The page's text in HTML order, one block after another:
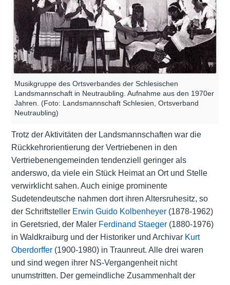
Musikgruppe des Ortsverbandes der Schlesischen
Landsmannschaft in Neutraubling. Aufnahme aus den 1970er
Jahren. (Foto: Landsmannschaft Schlesien, Ortsverband
Neutraubling)
Trotz der Aktivitäten der Landsmannschaften war die
Rückkehrorientierung der Vertriebenen in den
Vertriebenengemeinden tendenziell geringer als
anderswo, da viele ein Stück Heimat an Ort und Stelle
verwirklicht sahen. Auch einige prominente
Sudetendeutsche nahmen dort ihren Altersruhesitz, so
der Schriftsteller Erwin Guido Kolbenheyer(1878-1962)
in Geretsried, der Maler Ferdinand Staeger(1880-1976)
in Waldkraiburg und der Historiker und Archivar Kurt
Oberdorffer(1900-1980) in Traunreut. Alle drei waren
und sind wegen ihrer NS-Vergangenheit nicht
unumstritten. Der gemeindliche Zusammenhalt der